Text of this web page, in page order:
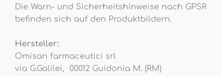
Die Warn- und Sicherheitshinweise nach GPSR
befinden sich auf den Produktbildern.
Hersteller:
Omisan farmaceutici srl
via G.Galilei, 00012 Guidonia M. (RM)